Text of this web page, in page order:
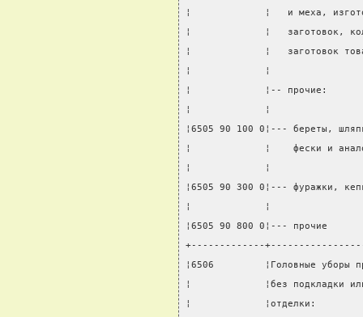
¦             ¦   и меха,
¦             ¦   заготовок,
¦             ¦   заготовок
¦             ¦
¦             ¦-- прочие:
¦             ¦
¦6505 90 100 0¦--- береты,
¦             ¦    фески и
¦             ¦
¦6505 90 300 0¦--- фуражки,
¦             ¦
¦6505 90 800 0¦---
+-------------
¦6506         ¦Головные уборы
¦             ¦без подкладки
¦             ¦отделки: